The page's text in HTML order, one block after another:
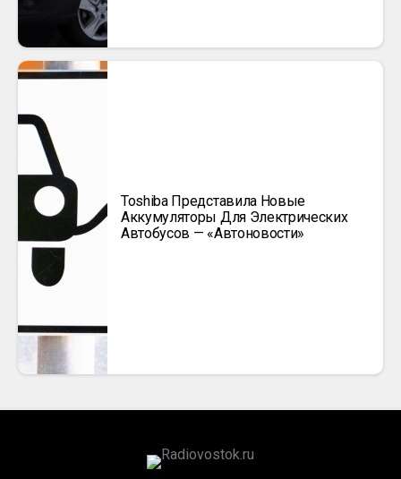
Toshiba Представила Новые
Аккумуляторы Для Электрических
Автобусов — «Автоновости»